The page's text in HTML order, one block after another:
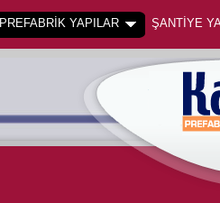
PREFABRİK YAPILAR ŞANTİYE